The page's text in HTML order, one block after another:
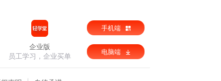
企业版
员工学习，企业买单
手机端
电脑端